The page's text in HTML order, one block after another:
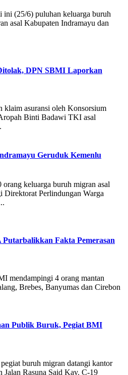
ini (25/6) puluhan keluarga buruh
asal Kabupaten Indramayu dan
DPN SBMI Laporkan
klaim asuransi oleh Konsorsium
Binti Badawi TKI asal
Geruduk Kemenlu
keluarga buruh migran asal
Direktorat Perlindungan Warga
Putarbalikkan Fakta Pemerasan
mendampingi 4 orang mantan
Brebes, Banyumas dan Cirebon
Publik Buruk, Pegiat BMI
buruh migran datangi kantor
Rasuna Said Kav. C-19